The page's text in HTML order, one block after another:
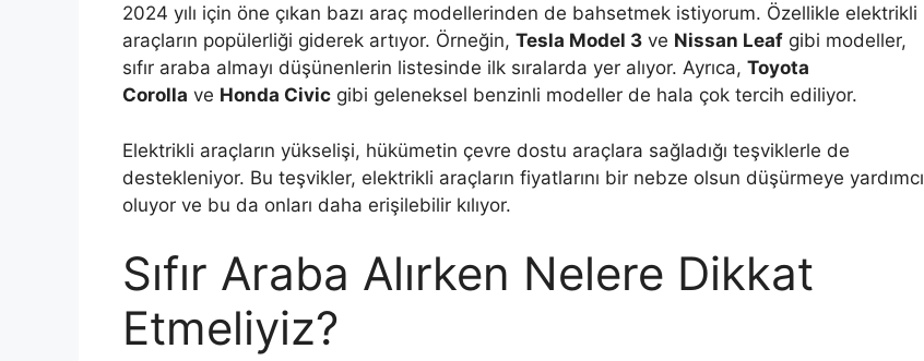
2024 yılı için öne çıkan bazı araç modellerinden de bahsetmek istiyorum. Özellikle elektrikli
araçların popülerliği giderek artıyor. Örneğin, Tesla Model 3 ve Nissan Leaf gibi modeller,
sıfır araba almayı düşünenlerin listesinde ilk sıralarda yer alıyor. Ayrıca, Toyota
Corolla ve Honda Civic gibi geleneksel benzinli modeller de hala çok tercih ediliyor.
Elektrikli araçların yükselişi, hükümetin çevre dostu araçlara sağladığı teşviklerle de
destekleniyor. Bu teşvikler, elektrikli araçların fiyatlarını bir nebze olsun düşürmeye yardımcı
oluyor ve bu da onları daha erişilebilir kılıyor.
Sıfır Araba Alırken Nelere Dikkat
Etmeliyiz?